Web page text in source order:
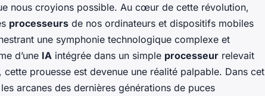
nous croyions possible. Au cœur de cette révolution,
processeurs de nos ordinateurs et dispositifs mobiles
une symphonie technologique complexe et
d’une IA intégrée dans un simple processeur relevait
prouesse est devenue une réalité palpable. Dans cet
arcanes des dernières générations de puces